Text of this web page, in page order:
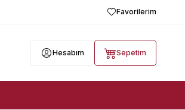
Favorilerim
Hesabım Sepetim